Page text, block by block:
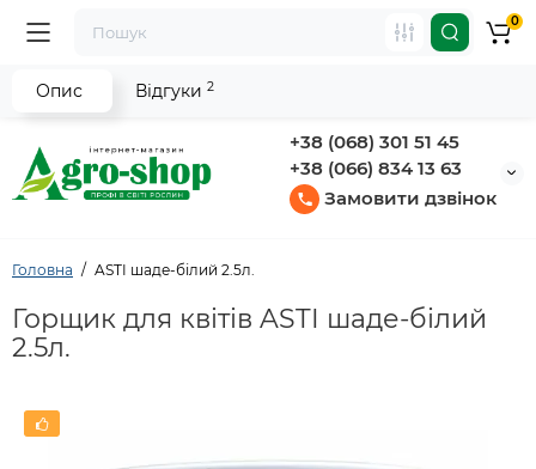
+38 (068) 301 51 45
+38 (066) 834 13 63
Замовити дзвінок
0
Головна ASTI шаде-білий 2.5л.
Горщик для квітів ASTI шаде-білий
2.5л.
Опис Відгуки 2